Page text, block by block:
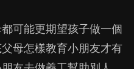
可能更期望孩子做一個
母怎樣教育小朋友才有
入口中，有人說一旦養
戒，但原來一刀切阻止
停隔離法」，讓孩子跟
反思的空間。不過這方
你和孩子看書講故事
口語講？原來不同的方
麼孩子聰明或愚笨、將
天注定？原來，父母師